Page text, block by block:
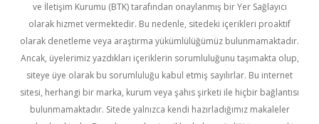
ve İletişim Kurumu (BTK) tarafından onaylanmış bir Yer Sağlayıcı
olarak hizmet vermektedir. Bu nedenle, sitedeki içerikleri proaktif
olarak denetleme veya araştırma yükümlülüğümüz bulunmamaktadır.
Ancak, üyelerimiz yazdıkları içeriklerin sorumluluğunu taşımakta olup,
siteye üye olarak bu sorumluluğu kabul etmiş sayılırlar. Bu internet
sitesi, herhangi bir marka, kurum veya şahıs şirketi ile hiçbir bağlantısı
bulunmamaktadır. Sitede yalnızca kendi hazırladığımız makaleler